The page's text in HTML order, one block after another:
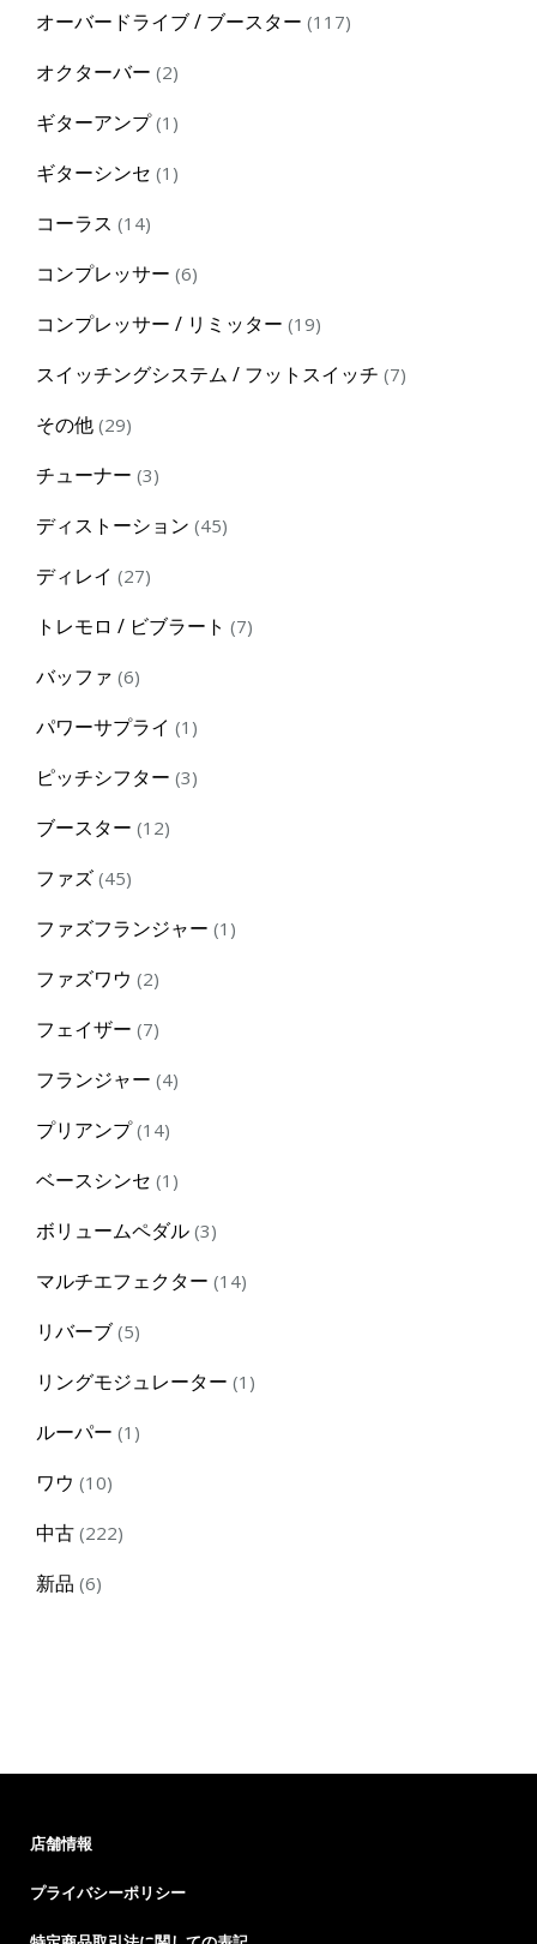
オーバードライブ / ブースター 117117
オクターバー 22
ギターアンプ 1 1
ギターシンセ 1 1
コーラス 1414
コンプレッサー 66
コンプレッサー / リミッター 1919
スイッチングシステム / フットスイッチ 77
その他 2929
チューナー 33
ディストーション 4545
ディレイ 2727
トレモロ / ビブラート 77
バッファ 66
パワーサプライ 1 1
ピッチシフター 33
ブースター 1212
ファズ 4545
ファズフランジャー 1 1
ファズワウ 22
フェイザー 77
フランジャー 44
プリアンプ 1414
ベースシンセ 1 1
ボリュームペダル 33
マルチエフェクター 1414
リバーブ 55
リングモジュレーター 1 1
ルーパー 1 1
ワウ 1010
中古 222222
新品 66
店舗情報
プライバシーポリシー